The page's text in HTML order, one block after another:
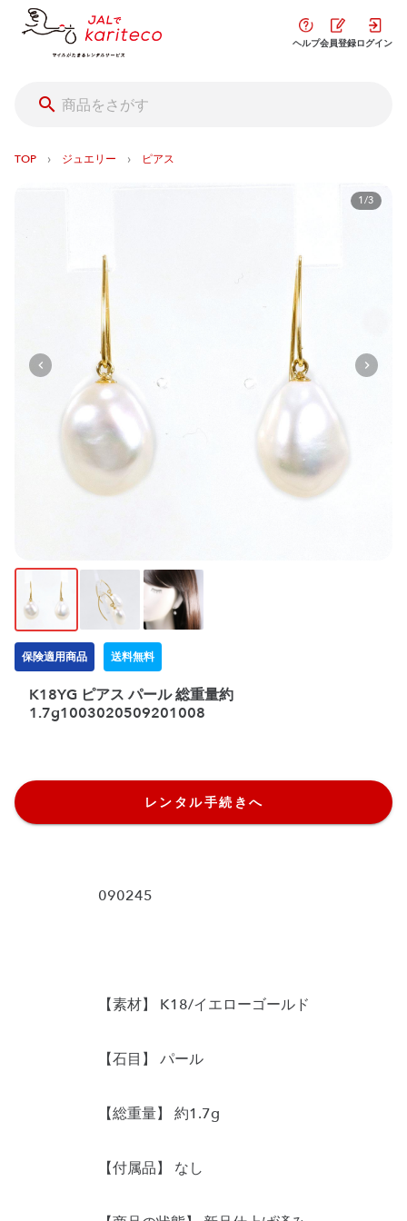
ヘルプ会員登録ログイン
TOP › ジュエリー › ピアス
1/3
保険適用商品 送料無料
K18YG ピアス パール 総重量約
1.7g1003020509201008
レンタル手続きへ
090245
【素材】 K18/イエローゴールド
【石目】 パール
【総重量】 約1.7g
【付属品】 なし